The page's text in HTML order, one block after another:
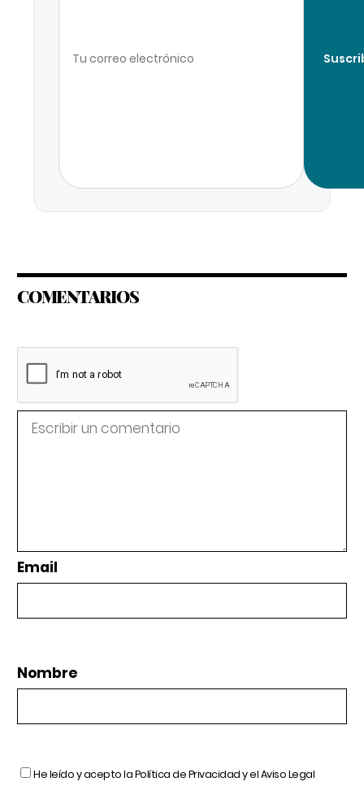
COMENTARIOS
Email
Nombre
He leído y acepto laPolítica de Privacidady elAviso Legal